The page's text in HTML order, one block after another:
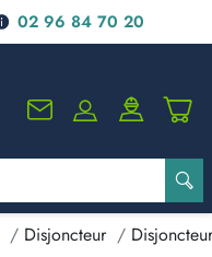
02 96 84 70 20
Disjoncteur